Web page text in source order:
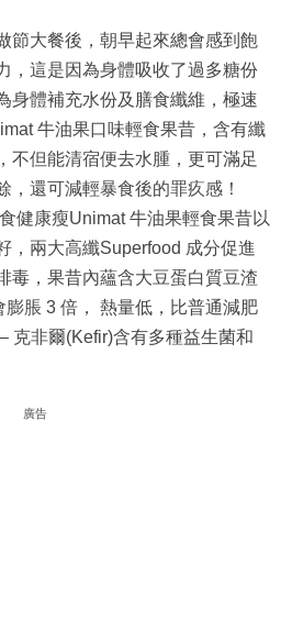
節大餐後，朝早起來總會感到飽
，這是因為身體吸收了過多糖份
身體補充水份及膳食纖維，極速
牛油果口味輕食果昔，含有纖
不但能清宿便去水腫，更可滿足
，還可減輕暴食後的罪疚感！
健康瘦Unimat 牛油果輕食果昔以
，兩大高纖Superfood 成分促進
毒，果昔內蘊含大豆蛋白質豆渣
脹 3 倍， 熱量低，比普通減肥
克非爾(Kefir)含有多種益生菌和
廣告